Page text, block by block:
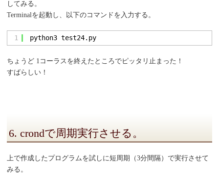
してみる。
Terminalを起動し、以下のコマンドを入力する。
1 python3 test24.py
ちょうど 1コーラスを終えたところでピッタリ止まった！
すばらしい！
6. crondで周期実行させる。
上で作成したプログラムを試しに短周期（3分間隔）で実行させて
みる。